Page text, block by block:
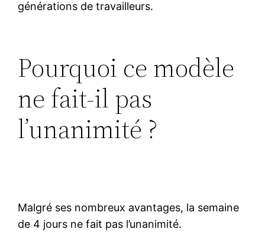
générations de travailleurs.
Pourquoi ce modèle
ne fait-il pas
l’unanimité ?
Malgré ses nombreux avantages, la semaine
de 4 jours ne fait pas l’unanimité.